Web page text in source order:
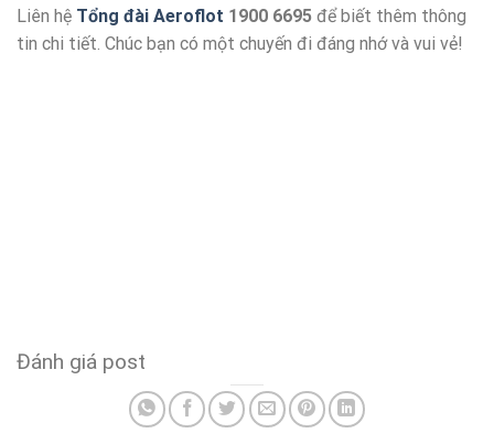
Liên hệ Tổng đài Aeroflot 1900 6695 để biết thêm thông
tin chi tiết. Chúc bạn có một chuyến đi đáng nhớ và vui vẻ!
Đánh giá post